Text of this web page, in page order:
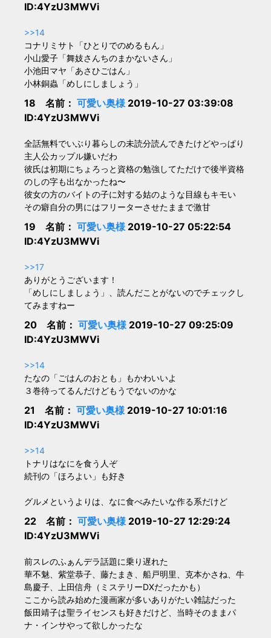
ID:4YzU3MWVi
>>14
コナリミサト「ひとりでのめるもん」
小山愛子「舞妓さんちのまかないさん」
小池田マヤ「あさひごはん」
小林銅蟲「めしにしましょう」
18 名前： 可愛い奥様2019-10-27 03:39:08
ID:4YzU3MWVi
全話無料でいぶり暮らしの未読分読んできたけどやっぱり
主人公カップル嫌いだわ
彼氏は初期にちょろっと資格の勉強してただけで後半資格
のしの字も出なかったね〜
彼女の方のバイトの子に対する姑のような目線もキモい
その癖自分の男にはフリーターさせたままで激甘
19 名前： 可愛い奥様2019-10-27 05:22:54
ID:4YzU3MWVi
>>17
ありがとうございます！
「めしにしましょう」、読んだことがないのでチェックし
てみますねー
20 名前： 可愛い奥様2019-10-27 09:25:09
ID:4YzU3MWVi
>>14
たなの「ごはんのおとも」もかわいいよ
３巻待ってるんだけどもうでないのかな
21 名前： 可愛い奥様2019-10-27 10:01:16
ID:4YzU3MWVi
>>14
トナリはなにを食う人ぞ
続刊の「ほろよい」も好き
グルメというよりは、なに食べみたいな作る系だけど
22 名前： 可愛い奥様2019-10-27 12:29:24
ID:4YzU3MWVi
前スレのふぁんデラ話題に乗り遅れた
華不魅、紫堂恭子、藤たまき、船戸明里、克本かさね、牛
島慶子、上田信舟（ミステリーDXだったかも）
ここから読み始めた漫画家が多いありがたい雑誌だった
飯田靖子は聖ライセンスも好きだけど、当時そのままパ
ナ・インサやって欲しかったな